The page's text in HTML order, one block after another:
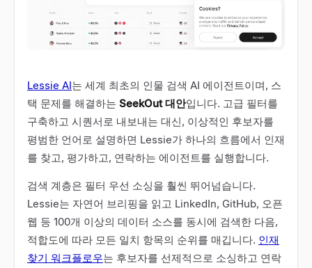
Lessie AI는 세계 최초의 인물 검색 AI 에이전트이며, 스
택 문제를 해결하는 SeekOut 대안입니다. 고급 필터를
구축하고 시퀀서로 내보내는 대신, 이상적인 후보자를
평범한 언어로 설명하면 Lessie가 하나의 흐름에서 인재
를 찾고, 평가하고, 연락하는 에이전트를 실행합니다.
검색 계층은 필터 우선 소싱을 훨씬 뛰어넘습니다.
Lessie는 자연어 브리핑을 읽고 LinkedIn, GitHub, 오픈
웹 등 100개 이상의 데이터 소스를 동시에 검색한 다음,
적합도에 따라 모든 일치 항목의 순위를 매깁니다. 인재
찾기 워크플로우는 후보자를 선제적으로 소싱하고 연락